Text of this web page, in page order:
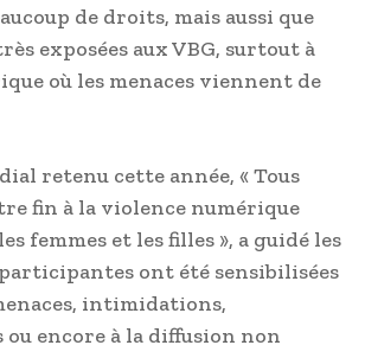
de droits, mais aussi que
exposées aux VBG, surtout à
où les menaces viennent de
retenu cette année, « Tous
fin à la violence numérique
femmes et les filles », a guidé les
participantes ont été sensibilisées
intimidations,
encore à la diffusion non